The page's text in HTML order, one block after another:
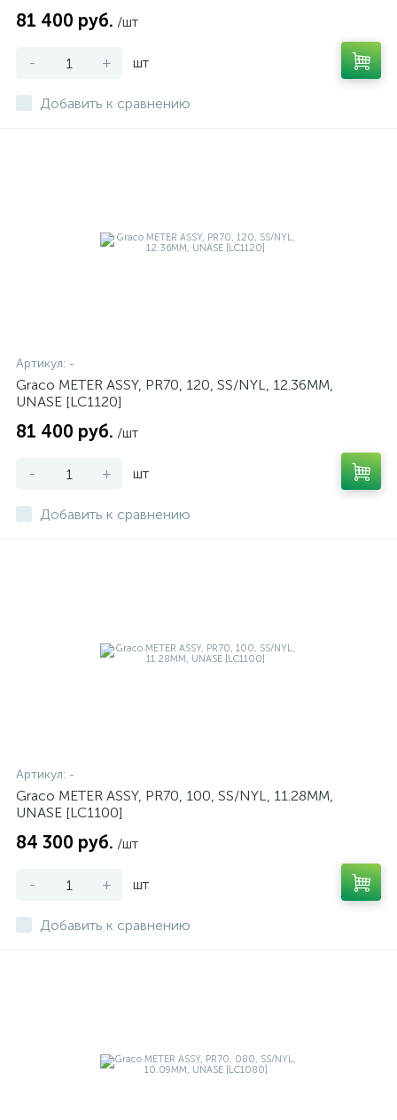
81 400 руб. /шт
- + шт
Добавить к сравнению
Артикул: -
Graco METER ASSY, PR70, 120, SS/NYL, 12.36MM,
UNASE [LC1120]
81 400 руб. /шт
- + шт
Добавить к сравнению
Артикул: -
Graco METER ASSY, PR70, 100, SS/NYL, 11.28MM,
UNASE [LC1100]
84 300 руб. /шт
- + шт
Добавить к сравнению